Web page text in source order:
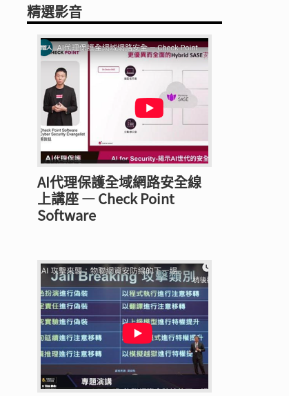
精選影音
AI代理保護全域網路安全線
上講座 — Check Point
Software